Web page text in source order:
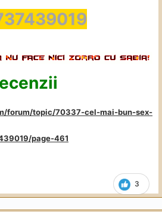
3
forum/topic/70337-cel-mai-bun-sex-
page-461